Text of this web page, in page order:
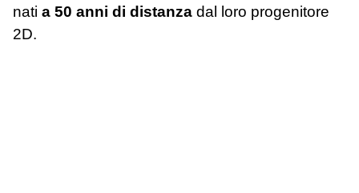
nati a 50 anni di distanza dal loro progenitore
2D.